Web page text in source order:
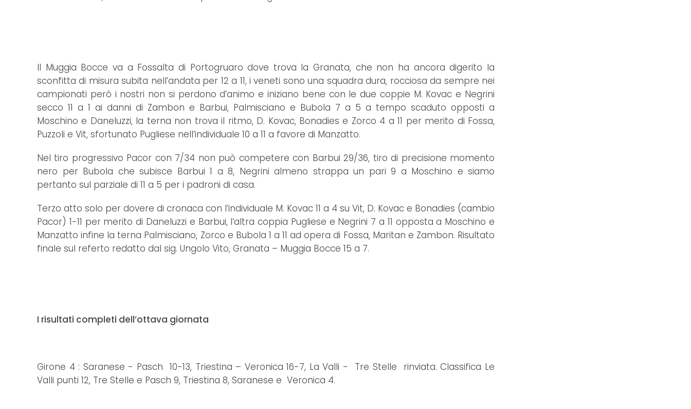
Il Muggia Bocce va a Fossalta di Portogruaro dove trova la Granata, che non ha ancora digerito la
sconfitta di misura subita nell’andata per 12 a 11, i veneti sono una squadra dura, rocciosa da sempre nei
campionati però i nostri non si perdono d’animo e iniziano bene con le due coppie M. Kovac e Negrini
secco 11 a 1 ai danni di Zambon e Barbui, Palmisciano e Bubola 7 a 5 a tempo scaduto opposti a
Moschino e Daneluzzi, la terna non trova il ritmo, D. Kovac, Bonadies e Zorco 4 a 11 per merito di Fossa,
Puzzoli e Vit, sfortunato Pugliese nell’individuale 10 a 11 a favore di Manzatto.
Nel tiro progressivo Pacor con 7/34 non può competere con Barbui 29/36, tiro di precisione momento
nero per Bubola che subisce Barbui 1 a 8, Negrini almeno strappa un pari 9 a Moschino e siamo
pertanto sul parziale di 11 a 5 per i padroni di casa.
Terzo atto solo per dovere di cronaca con l’individuale M. Kovac 11 a 4 su Vit, D. Kovac e Bonadies (cambio
Pacor) 1-11 per merito di Daneluzzi e Barbui, l’altra coppia Pugliese e Negrini 7 a 11 opposta a Moschino e
Manzatto infine la terna Palmisciano, Zorco e Bubola 1 a 11 ad opera di Fossa, Maritan e Zambon. Risultato
finale sul referto redatto dal sig. Ungolo Vito, Granata – Muggia Bocce 15 a 7.
I risultati completi dell’ottava giornata
Girone 4 : Saranese - Pasch 10-13, Triestina – Veronica 16-7, La Valli - Tre Stelle rinviata. Classifica Le
Valli punti 12, Tre Stelle e Pasch 9, Triestina 8, Saranese e Veronica 4.